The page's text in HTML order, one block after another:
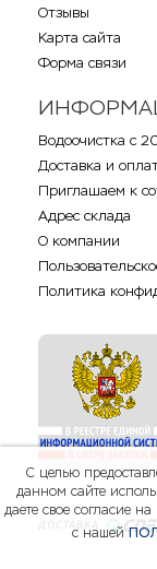
Отзывы
Карта сайта
Форма связи
Водоочистка с
Доставка и
Приглашаем к
Адрес склада
О компании
Политика
С целью
данном сайте
даете свое согласие
с нашей